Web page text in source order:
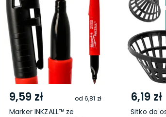
9,59 zł od6,81 zł
Marker INKZALL™ ze
6,19 zł
Sitko do